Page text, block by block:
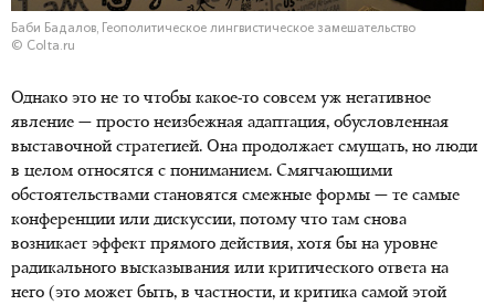
Баби Бадалов, Геополитическое лингвистическое замешательство
© Colta.ru
Однако это не то чтобы какое-то совсем уж негативное
явление — просто неизбежная адаптация, обусловленная
выставочной стратегией. Она продолжает смущать, но люди
в целом относятся с пониманием. Смягчающими
обстоятельствами становятся смежные формы — те самые
конференции или дискуссии, потому что там снова
возникает эффект прямого действия, хотя бы на уровне
радикального высказывания или критического ответа на
него (это может быть, в частности, и критика самой этой